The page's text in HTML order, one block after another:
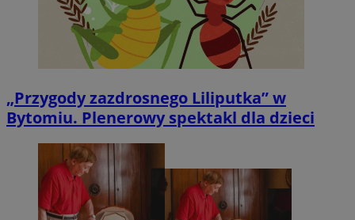
„Przygody zazdrosnego Liliputka” w
Bytomiu. Plenerowy spektakl dla dzieci